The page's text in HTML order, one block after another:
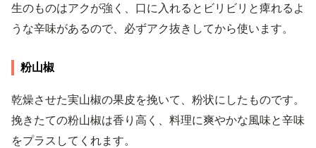
生のものはアクが強く、口に入れるとビリビリと痺れるよ
うな辛味があるので、必ずアク抜きしてから使います。
粉山椒
乾燥させた実山椒の果皮を挽いて、粉状にしたものです。
挽きたての粉山椒は香り高く、料理に爽やかな風味と辛味
をプラスしてくれます。